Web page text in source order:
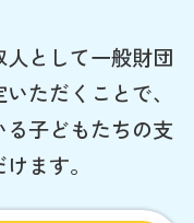
として一般財団
ただくことで、
子どもたちの支
ます。